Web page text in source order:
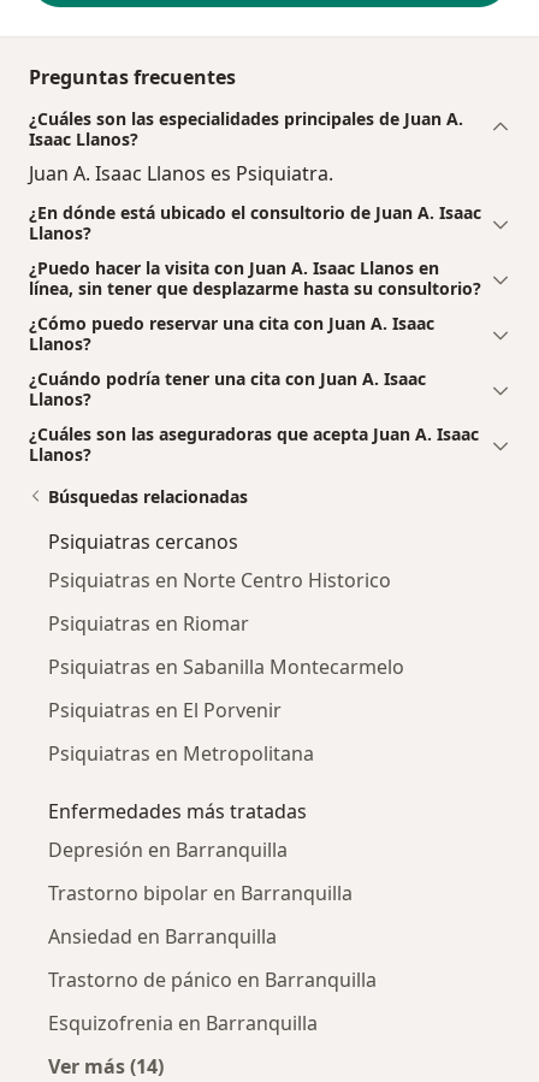
Preguntas frecuentes
¿Cuáles son las especialidades principales de Juan A.
Isaac Llanos?
Juan A. Isaac Llanos es Psiquiatra.
¿En dónde está ubicado el consultorio de Juan A. Isaac
Llanos?
¿Puedo hacer la visita con Juan A. Isaac Llanos en
línea, sin tener que desplazarme hasta su consultorio?
¿Cómo puedo reservar una cita con Juan A. Isaac
Llanos?
¿Cuándo podría tener una cita con Juan A. Isaac
Llanos?
¿Cuáles son las aseguradoras que acepta Juan A. Isaac
Llanos?
Búsquedas relacionadas
Psiquiatras cercanos
Psiquiatras en Norte Centro Historico
Psiquiatras en Riomar
Psiquiatras en Sabanilla Montecarmelo
Psiquiatras en El Porvenir
Psiquiatras en Metropolitana
Enfermedades más tratadas
Depresión en Barranquilla
Trastorno bipolar en Barranquilla
Ansiedad en Barranquilla
Trastorno de pánico en Barranquilla
Esquizofrenia en Barranquilla
Ver más (14)